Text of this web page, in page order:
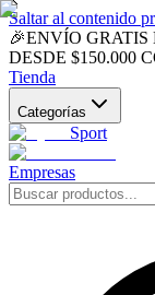
Saltar al contenido
🎉ENVÍO GRATIS
DESDE $150.000
Tienda
Categorías
Sport
Empresas